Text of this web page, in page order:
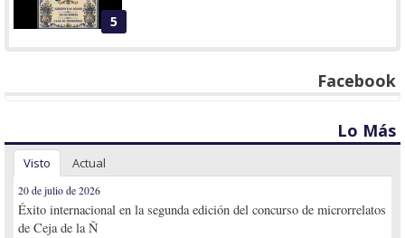
5
Facebook
Lo Más
Visto Actual
20 de julio de 2026
Éxito internacional en la segunda edición del concurso de microrrelatos
de Ceja de la Ñ